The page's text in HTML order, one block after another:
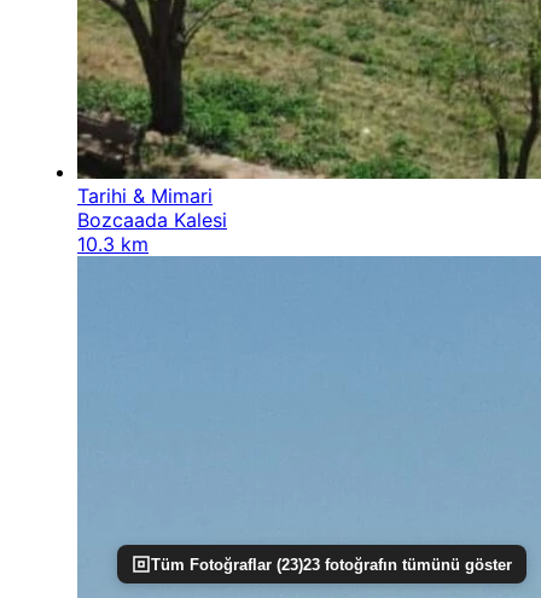
Tüm Fotoğraflar (23)23 fotoğrafın tümünü göster
Tarihi & Mimari
Bozcaada Kalesi
10.3 km